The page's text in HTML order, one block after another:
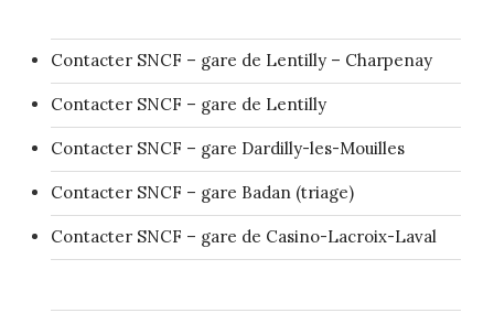
Contacter SNCF – gare de Lentilly – Charpenay
Contacter SNCF – gare de Lentilly
Contacter SNCF – gare Dardilly-les-Mouilles
Contacter SNCF – gare Badan (triage)
Contacter SNCF – gare de Casino-Lacroix-Laval